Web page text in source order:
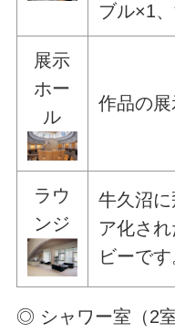
ブル×1
展示
ホー
ル
作品の展
ラウ
ンジ
牛久沼
ア化さ
ビーです
◎ シャワー室（2